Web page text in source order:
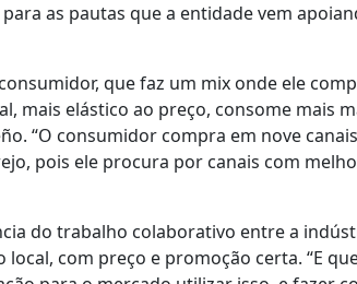
as pautas que a entidade vem
que faz um mix onde ele
mais elástico ao preço, consome mais
“O consumidor compra em nove
pois ele procura por canais com
do trabalho colaborativo entre a
com preço e promoção certa. “E que